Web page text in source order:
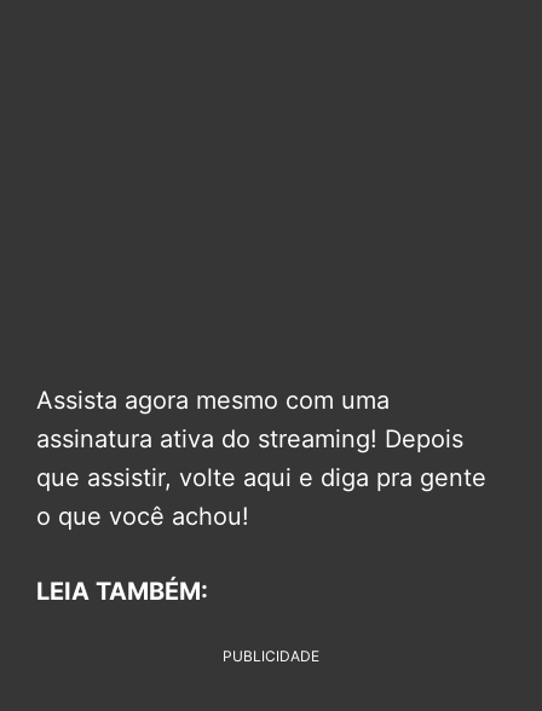
Assista agora mesmo com uma
assinatura ativa do streaming! Depois
que assistir, volte aqui e diga pra gente
o que você achou!
LEIA TAMBÉM:
PUBLICIDADE